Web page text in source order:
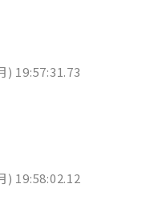
19:57:31.73
19:58:02.12